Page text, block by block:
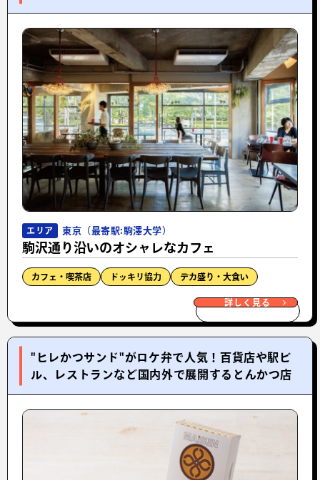
エリア 東京（最寄駅:駒澤大学）
駒沢通り沿いのオシャレなカフェ
カフェ・喫茶店 ドッキリ協力 デカ盛り・大食い
詳しく見る
"ヒレかつサンド"がロケ弁で人気！百貨店や駅ビ
ル、レストランなど国内外で展開するとんかつ店